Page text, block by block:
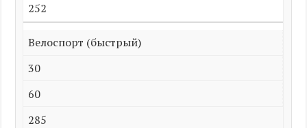
252
Велоспорт (быстрый)
30
60
285